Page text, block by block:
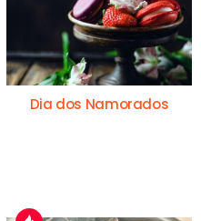
Dia dos Namorados